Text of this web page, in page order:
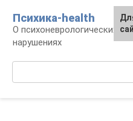
контенту
Психика-health
О психоневрологических
нарушениях